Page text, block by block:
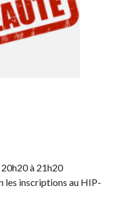
20h20 à 21h20
les inscriptions au HIP-